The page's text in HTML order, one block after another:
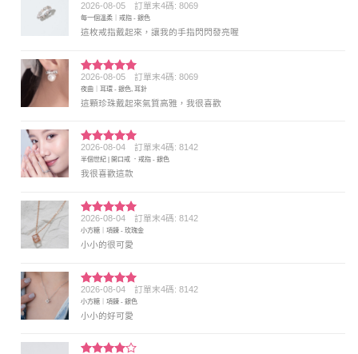
評分4
滿分 5
2026-08-05 訂單末4碼: 8069
每一個溫柔｜戒指 - 銀色
這枚戒指戴起來，讓我的手指閃閃發亮喔
評分5滿
分 5
2026-08-05 訂單末4碼: 8069
夜曲｜耳環 - 銀色, 耳針
這顆珍珠戴起來氣質高雅，我很喜歡
評分5 滿
分 5
2026-08-04 訂單末4碼: 8142
半個世紀 | 開口戒 ．戒指 - 銀色
我很喜歡這款
評分5 滿
分 5
2026-08-04 訂單末4碼: 8142
小方糖｜項鍊 - 玫瑰金
小小的很可愛
評分5滿
分 5
2026-08-04 訂單末4碼: 8142
小方糖｜項鍊 - 銀色
小小的好可愛